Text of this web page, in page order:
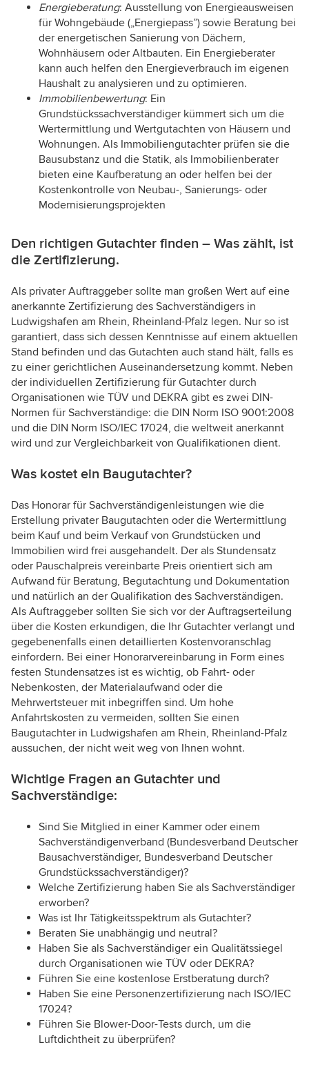
Energieberatung: Ausstellung von Energieausweisen
für Wohngebäude („Energiepass”) sowie Beratung bei
der energetischen Sanierung von Dächern,
Wohnhäusern oder Altbauten. Ein Energieberater
kann auch helfen den Energieverbrauch im eigenen
Haushalt zu analysieren und zu optimieren.
Immobilienbewertung: Ein
Grundstückssachverständiger kümmert sich um die
Wertermittlung und Wertgutachten von Häusern und
Wohnungen. Als Immobiliengutachter prüfen sie die
Bausubstanz und die Statik, als Immobilienberater
bieten eine Kaufberatung an oder helfen bei der
Kostenkontrolle von Neubau-, Sanierungs- oder
Modernisierungsprojekten
Den richtigen Gutachter finden – Was zählt, ist
die Zertifizierung.
Als privater Auftraggeber sollte man großen Wert auf eine
anerkannte Zertifizierung des Sachverständigers in
Ludwigshafen am Rhein, Rheinland-Pfalz legen. Nur so ist
garantiert, dass sich dessen Kenntnisse auf einem aktuellen
Stand befinden und das Gutachten auch stand hält, falls es
zu einer gerichtlichen Auseinandersetzung kommt. Neben
der individuellen Zertifizierung für Gutachter durch
Organisationen wie TÜV und DEKRA gibt es zwei DIN-
Normen für Sachverständige: die DIN Norm ISO 9001:2008
und die DIN Norm ISO/IEC 17024, die weltweit anerkannt
wird und zur Vergleichbarkeit von Qualifikationen dient.
Was kostet ein Baugutachter?
Das Honorar für Sachverständigenleistungen wie die
Erstellung privater Baugutachten oder die Wertermittlung
beim Kauf und beim Verkauf von Grundstücken und
Immobilien wird frei ausgehandelt. Der als Stundensatz
oder Pauschalpreis vereinbarte Preis orientiert sich am
Aufwand für Beratung, Begutachtung und Dokumentation
und natürlich an der Qualifikation des Sachverständigen.
Als Auftraggeber sollten Sie sich vor der Auftragserteilung
über die Kosten erkundigen, die Ihr Gutachter verlangt und
gegebenenfalls einen detaillierten Kostenvoranschlag
einfordern. Bei einer Honorarvereinbarung in Form eines
festen Stundensatzes ist es wichtig, ob Fahrt- oder
Nebenkosten, der Materialaufwand oder die
Mehrwertsteuer mit inbegriffen sind. Um hohe
Anfahrtskosten zu vermeiden, sollten Sie einen
Baugutachter in Ludwigshafen am Rhein, Rheinland-Pfalz
aussuchen, der nicht weit weg von Ihnen wohnt.
Wichtige Fragen an Gutachter und
Sachverständige:
Sind Sie Mitglied in einer Kammer oder einem
Sachverständigenverband (Bundesverband Deutscher
Bausachverständiger, Bundesverband Deutscher
Grundstückssachverständiger)?
Welche Zertifizierung haben Sie als Sachverständiger
erworben?
Was ist Ihr Tätigkeitsspektrum als Gutachter?
Beraten Sie unabhängig und neutral?
Haben Sie als Sachverständiger ein Qualitätssiegel
durch Organisationen wie TÜV oder DEKRA?
Führen Sie eine kostenlose Erstberatung durch?
Haben Sie eine Personenzertifizierung nach ISO/IEC
17024?
Führen Sie Blower-Door-Tests durch, um die
Luftdichtheit zu überprüfen?